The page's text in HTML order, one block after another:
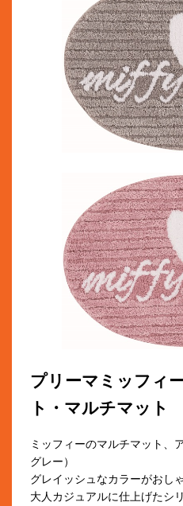
プリーマミッフィ
ト・マルチマット
ミッフィーのマルチマット、
グレー）
グレイッシュなカラーがおし
大人カジュアルに仕上げたシ